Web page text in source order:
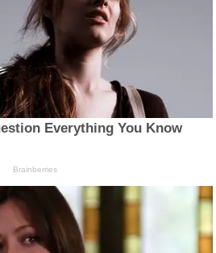
Everything You Know
Brainberries